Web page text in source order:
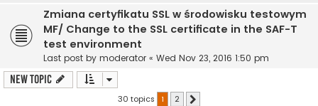
Zmiana certyfikatu SSL w środowisku testowym
MF/ Change to the SSL certificate in the SAF-T
test environment
Last post by moderator « Wed Nov 23, 2016 1:50 pm
New Topic
30 topics 1 2